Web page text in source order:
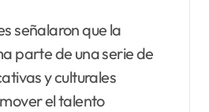
señalaron que la
parte de una serie de
y culturales
el talento